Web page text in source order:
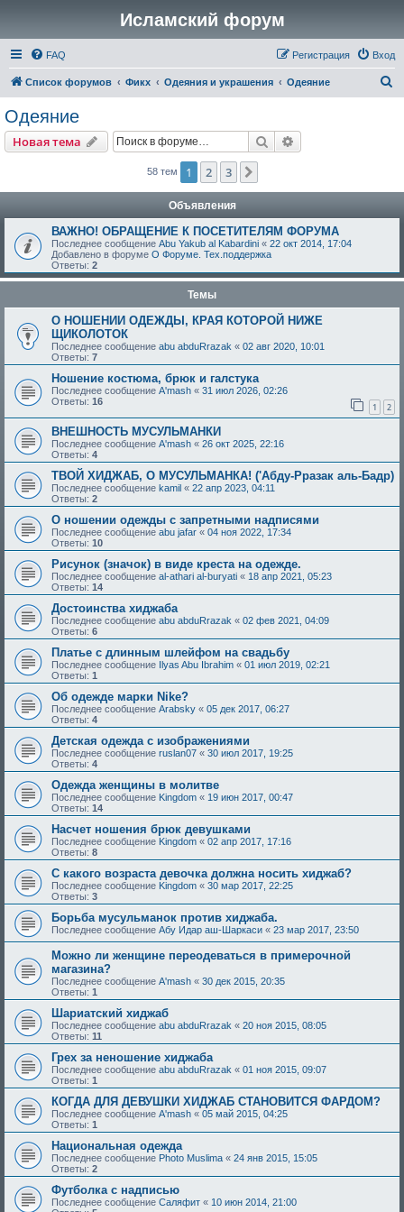
Исламский форум
FAQ Вход
Регистрация
Список форумов Фикх Одеяния и украшения Одеяние
Одеяние
Новая тема Поиск
58 тем 1 2 3
Объявления
ВАЖНО! ОБРАЩЕНИЕ К ПОСЕТИТЕЛЯМ ФОРУМА
Последнее сообщение Abu Yakub al Kabardini « 22 окт 2014, 17:04
Добавлено в форуме О Форуме. Тех.поддержка
Ответы: 2
Темы
О НОШЕНИИ ОДЕЖДЫ, КРАЯ КОТОРОЙ НИЖЕ
ЩИКОЛОТОК
Последнее сообщение abu abduRrazak « 02 авг 2020, 10:01
Ответы: 7
Ношение костюма, брюк и галстука
Последнее сообщение A'mash « 31 июл 2026, 02:26
Ответы: 16 1 2
ВНЕШНОСТЬ МУСУЛЬМАНКИ
Последнее сообщение A'mash « 26 окт 2025, 22:16
Ответы: 4
ТВОЙ ХИДЖАБ, О МУСУЛЬМАНКА! ('Абду-Рразак аль-Бадр)
Последнее сообщение kamil « 22 апр 2023, 04:11
Ответы: 2
О ношении одежды с запретными надписями
Последнее сообщение abu jafar « 04 ноя 2022, 17:34
Ответы: 10
Рисунок (значок) в виде креста на одежде.
Последнее сообщение al-athari al-buryati « 18 апр 2021, 05:23
Ответы: 14
Достоинства хиджаба
Последнее сообщение abu abduRrazak « 02 фев 2021, 04:09
Ответы: 6
Платье с длинным шлейфом на свадьбу
Последнее сообщение Ilyas Abu Ibrahim « 01 июл 2019, 02:21
Ответы: 1
Об одежде марки Nike?
Последнее сообщение Arabsky « 05 дек 2017, 06:27
Ответы: 4
Детская одежда с изображениями
Последнее сообщение ruslan07 « 30 июл 2017, 19:25
Ответы: 4
Одежда женщины в молитве
Последнее сообщение Kingdom « 19 июн 2017, 00:47
Ответы: 14
Насчет ношения брюк девушками
Последнее сообщение Kingdom « 02 апр 2017, 17:16
Ответы: 8
С какого возраста девочка должна носить хиджаб?
Последнее сообщение Kingdom « 30 мар 2017, 22:25
Ответы: 3
Борьба мусульманок против хиджаба.
Последнее сообщение Абу Идар аш-Шаркаси « 23 мар 2017, 23:50
Можно ли женщине переодеваться в примерочной
магазина?
Последнее сообщение A'mash « 30 дек 2015, 20:35
Ответы: 1
Шариатский хиджаб
Последнее сообщение abu abduRrazak « 20 ноя 2015, 08:05
Ответы: 11
Грех за неношение хиджаба
Последнее сообщение abu abduRrazak « 01 ноя 2015, 09:07
Ответы: 1
КОГДА ДЛЯ ДЕВУШКИ ХИДЖАБ СТАНОВИТСЯ ФАРДОМ?
Последнее сообщение A'mash « 05 май 2015, 04:25
Ответы: 1
Национальная одежда
Последнее сообщение Photo Muslima « 24 янв 2015, 15:05
Ответы: 2
Футболка с надписью
Последнее сообщение Саляфит « 10 июн 2014, 21:00